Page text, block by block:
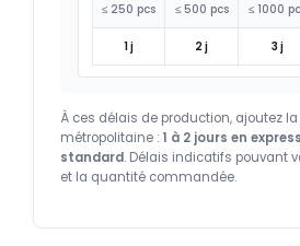
≤ 250 pcs ≤ 500 pcs ≤ 1000
1 j 2 j 3 j
À ces délais de production, ajoutez
métropolitaine : 1 à 2 jours en express
standard. Délais indicatifs pouvant
et la quantité commandée.